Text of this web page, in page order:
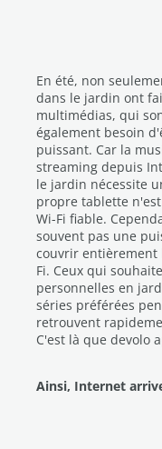
En été, non
dans le jardin ont
multimédias, qui
également besoin
puissant. Car la
streaming depuis
le jardin nécessite
propre tablette
Wi-Fi fiable.
souvent pas une
couvrir entièrement
Fi. Ceux qui
personnelles en
séries préférées
retrouvent
C'est là que devolo
Ainsi, Internet